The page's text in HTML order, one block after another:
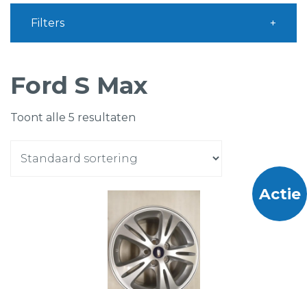
Ford S Max
Toont alle 5 resultaten
Actie
Filters